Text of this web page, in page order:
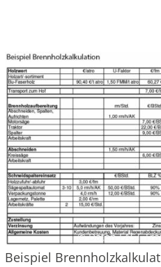
© Daten FAST
Beispiel